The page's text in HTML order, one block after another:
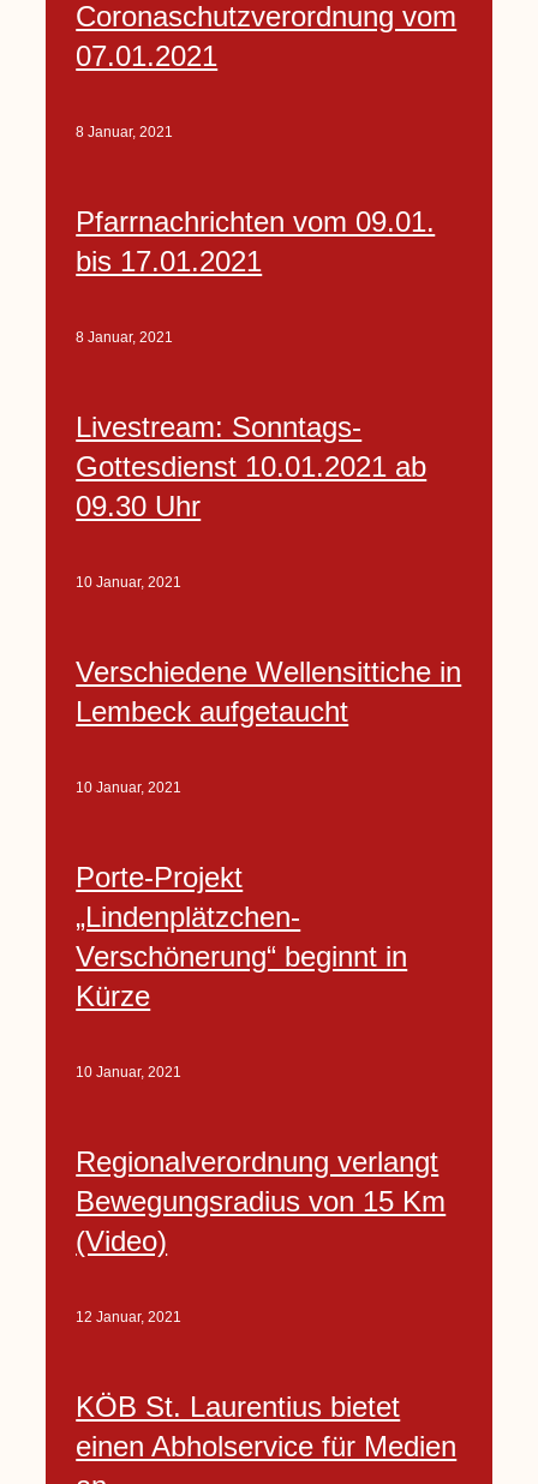
Coronaschutzverordnung vom
07.01.2021
8 Januar, 2021
Pfarrnachrichten vom 09.01.
bis 17.01.2021
8 Januar, 2021
Livestream: Sonntags-
Gottesdienst 10.01.2021 ab
09.30 Uhr
10 Januar, 2021
Verschiedene Wellensittiche in
Lembeck aufgetaucht
10 Januar, 2021
Porte-Projekt
„Lindenplätzchen-
Verschönerung“ beginnt in
Kürze
10 Januar, 2021
Regionalverordnung verlangt
Bewegungsradius von 15 Km
(Video)
12 Januar, 2021
KÖB St. Laurentius bietet
einen Abholservice für Medien